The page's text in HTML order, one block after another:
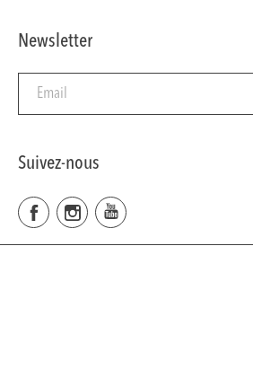
Newsletter
Suivez-nous